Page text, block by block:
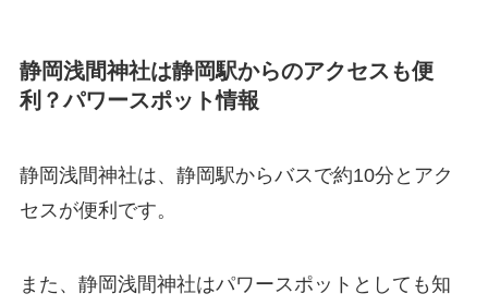
静岡浅間神社は静岡駅からのアクセスも便
利？パワースポット情報
静岡浅間神社は、静岡駅からバスで約10分とアク
セスが便利です。
また、静岡浅間神社はパワースポットとしても知